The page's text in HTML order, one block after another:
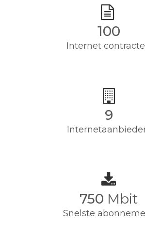
100
Internet
9
750 Mbit
Snelste